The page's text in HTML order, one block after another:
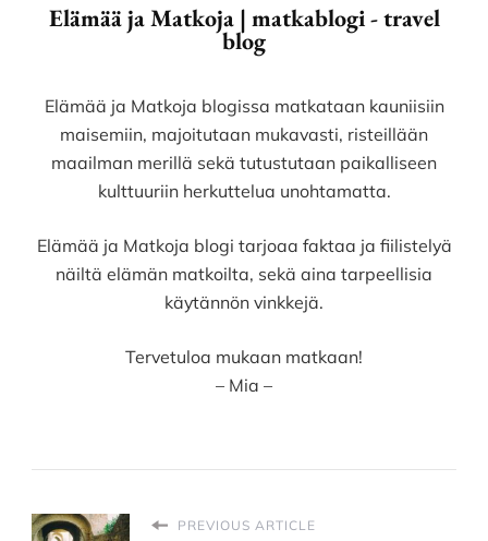
Elämää ja Matkoja | matkablogi - travel
blog
Elämää ja Matkoja blogissa matkataan kauniisiin
maisemiin, majoitutaan mukavasti, risteillään
maailman merillä sekä tutustutaan paikalliseen
kulttuuriin herkuttelua unohtamatta.
Elämää ja Matkoja blogi tarjoaa faktaa ja fiilistelyä
näiltä elämän matkoilta, sekä aina tarpeellisia
käytännön vinkkejä.
Tervetuloa mukaan matkaan!
– Mia –
PREVIOUS ARTICLE